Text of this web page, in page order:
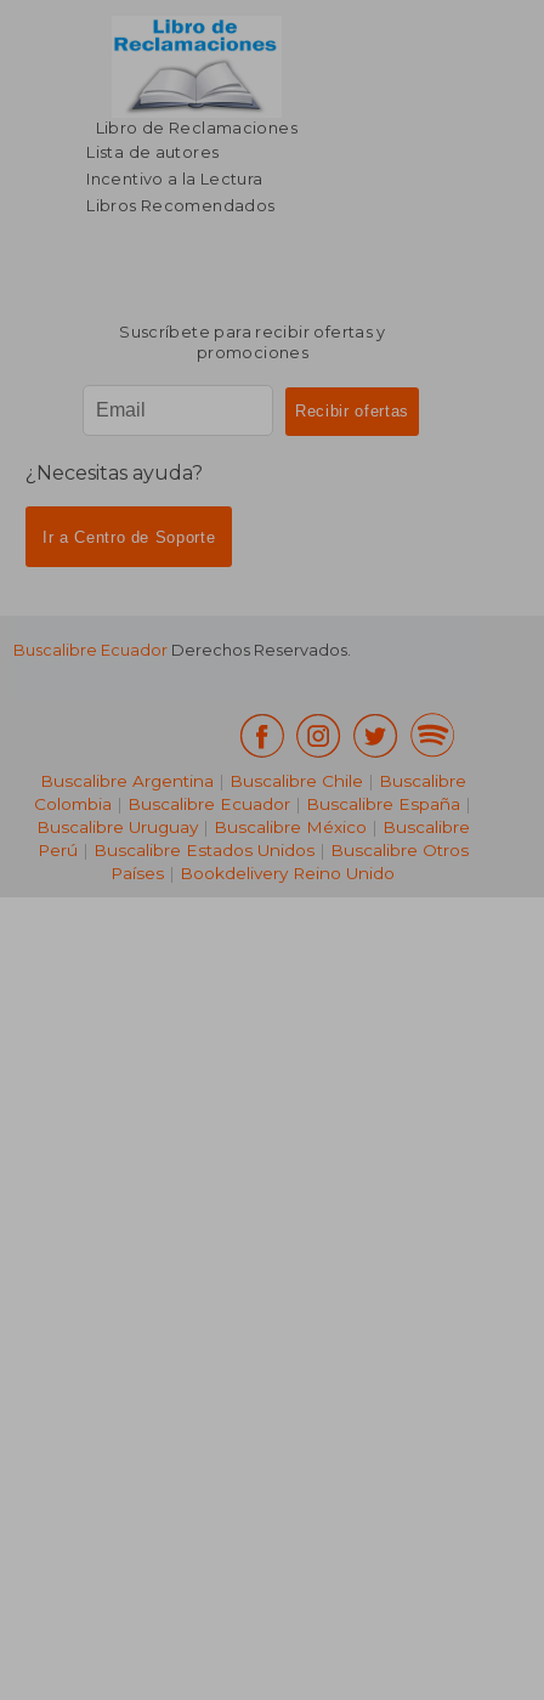
40%
dcto.
$ 280.86
$ 168.52
Libro de Reclamaciones
Lista de autores
Incentivo a la Lectura
Libros Recomendados
Suscríbete para recibir ofertas y
promociones
¿Necesitas ayuda?
Ir a Centro de Soporte
Buscalibre Ecuador Derechos Reservados.
Buscalibre Argentina | Buscalibre Chile | Buscalibre
Colombia | Buscalibre Ecuador | Buscalibre España |
Buscalibre Uruguay| Buscalibre México | Buscalibre
Perú | Buscalibre Estados Unidos| Buscalibre Otros
Países | Bookdelivery Reino Unido